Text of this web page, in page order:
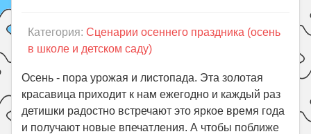
ГДЗ
Праздники
Психология
Летом!
Поиск
Категория:Сценарии осеннего праздника (осень
в школе и детском саду)
Осень - пора урожая и листопада. Эта золотая
красавица приходит к нам ежегодно и каждый раз
детишки радостно встречают это яркое время года
и получают новые впечатления. А чтобы поближе